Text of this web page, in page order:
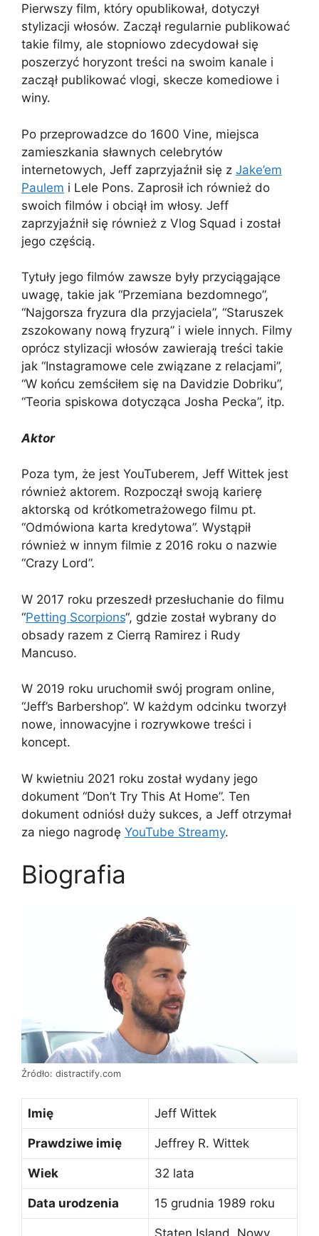
Pierwszy film, który opublikował, dotyczył
stylizacji włosów. Zaczął regularnie publikować
takie filmy, ale stopniowo zdecydował się
poszerzyć horyzont treści na swoim kanale i
zaczął publikować vlogi, skecze komediowe i
winy.
Po przeprowadzce do 1600 Vine, miejsca
zamieszkania sławnych celebrytów
internetowych, Jeff zaprzyjaźnił się z Jake’em
Paulem i Lele Pons. Zaprosił ich również do
swoich filmów i obciął im włosy. Jeff
zaprzyjaźnił się również z Vlog Squad i został
jego częścią.
Tytuły jego filmów zawsze były przyciągające
uwagę, takie jak “Przemiana bezdomnego”,
“Najgorsza fryzura dla przyjaciela”, “Staruszek
zszokowany nową fryzurą” i wiele innych. Filmy
oprócz stylizacji włosów zawierają treści takie
jak “Instagramowe cele związane z relacjami”,
“W końcu zemściłem się na Davidzie Dobriku”,
“Teoria spiskowa dotycząca Josha Pecka”, itp.
Aktor
Poza tym, że jest YouTuberem, Jeff Wittek jest
również aktorem. Rozpoczął swoją karierę
aktorską od krótkometrażowego filmu pt.
“Odmówiona karta kredytowa”. Wystąpił
również w innym filmie z 2016 roku o nazwie
“Crazy Lord”.
W 2017 roku przeszedł przesłuchanie do filmu
“Petting Scorpions“, gdzie został wybrany do
obsady razem z Cierrą Ramirez i Rudy
Mancuso.
W 2019 roku uruchomił swój program online,
“Jeff’s Barbershop”. W każdym odcinku tworzył
nowe, innowacyjne i rozrywkowe treści i
koncept.
W kwietniu 2021 roku został wydany jego
dokument “Don’t Try This At Home”. Ten
dokument odniósł duży sukces, a Jeff otrzymał
za niego nagrodę YouTube Streamy.
Biografia
Źródło: distractify.com
Imię Jeff Wittek
Prawdziwe imię Jeffrey R. Wittek
Wiek 32 lata
Data urodzenia 15 grudnia 1989 roku